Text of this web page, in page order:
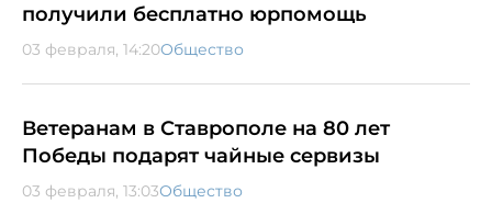
получили бесплатно юрпомощь
03 февраля, 14:20Общество
Ветеранам в Ставрополе на 80 лет
Победы подарят чайные сервизы
03 февраля, 13:03Общество